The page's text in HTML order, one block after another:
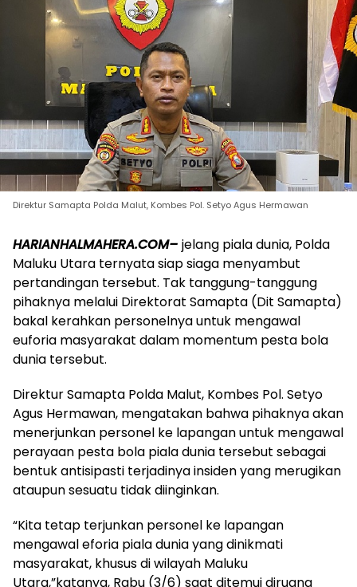
Direktur Samapta Polda Malut, Kombes Pol. Setyo Agus Hermawan
HARIANHALMAHERA.COM– jelang piala dunia, Polda
Maluku Utara ternyata siap siaga menyambut
pertandingan tersebut. Tak tanggung-tanggung
pihaknya melalui Direktorat Samapta (Dit Samapta)
bakal kerahkan personelnya untuk mengawal
euforia masyarakat dalam momentum pesta bola
dunia tersebut.
Direktur Samapta Polda Malut, Kombes Pol. Setyo
Agus Hermawan, mengatakan bahwa pihaknya akan
menerjunkan personel ke lapangan untuk mengawal
perayaan pesta bola piala dunia tersebut sebagai
bentuk antisipasti terjadinya insiden yang merugikan
ataupun sesuatu tidak diinginkan.
“Kita tetap terjunkan personel ke lapangan
mengawal eforia piala dunia yang dinikmati
masyarakat, khusus di wilayah Maluku
Utara,”katanya, Rabu (3/6) saat ditemui diruang